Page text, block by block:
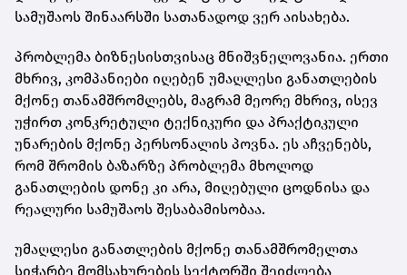
სამუშაოს შინაარსში სათანადოდ ვერ აისახება.
პრობლემა ბიზნესისთვისაც მნიშვნელოვანია. ერთი
მხრივ, კომპანიები იღებენ უმაღლესი განათლების
მქონე თანამშრომლებს, მაგრამ მეორე მხრივ, ისევ
უჭირთ კონკრეტული ტექნიკური და პრაქტიკული
უნარების მქონე პერსონალის პოვნა. ეს აჩვენებს,
რომ შრომის ბაზარზე პრობლემა მხოლოდ
განათლების დონე კი არა, მიღებული ცოდნისა და
რეალური სამუშაოს შესაბამისობაა.
უმაღლესი განათლების მქონე თანამშრომელთა
სიჭარბე მომსახურების სექტორში შეიძლება